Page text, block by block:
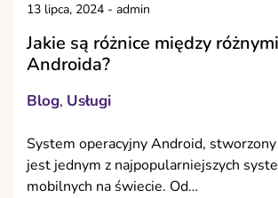
13 lipca, 2024 - admin
Jakie są różnice między
Androida?
Blog, Usługi
System operacyjny Android,
jest jednym z najpopularniejszych
mobilnych na świecie. Od…